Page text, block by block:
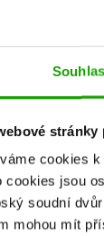
Souhlas
cookies
cookies jsou
soudní
mohou mít